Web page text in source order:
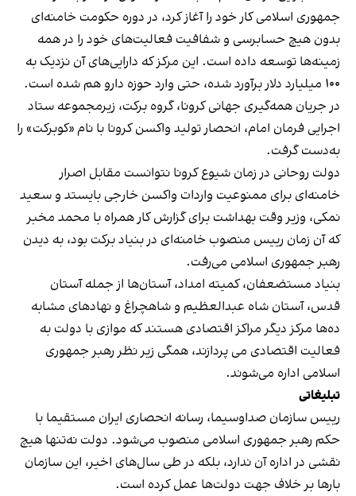
جمهوری اسلامی کار خود را آغاز کرد، در دوره حکومت خامنه‌ای
بدون هیچ حسابرسی و شفافیت فعالیت‌های خود را در همه
زمینه‌ها توسعه داده است. این مرکز که دارایی‌های آن نزدیک به
۱۰۰ میلیارد دلار برآورد شده، حتی وارد حوزه دارو هم شده است.
در جریان همه‌گیری جهانی کرونا، گروه برکت، زیرمجموعه ستاد
اجرایی فرمان امام، انحصار تولید واکسن کرونا با نام «کوبرکت» را
به‌دست گرفت.
دولت روحانی در زمان شیوع کرونا نتوانست مقابل اصرار
خامنه‌ای برای ممنوعیت واردات واکسن خارجی بایستد و سعید
نمکی، وزیر وقت بهداشت برای گزارش کار همراه با محمد مخبر
که آن زمان رییس منصوب خامنه‌ای در بنیاد برکت بود، به دیدن
رهبر جمهوری اسلامی می‌رفت.
بنیاد مستضعفان، کمیته امداد، آستان‌ها از جمله آستان
قدس، آستان شاه عبدالعظیم و شاهچراغ و نهادهای مشابه
ده‌ها مرکز دیگر مراکز اقتصادی هستند که موازی با دولت به
فعالیت اقتصادی می پردازند، همگی زیر نظر رهبر جمهوری
اسلامی اداره می‌شوند.
تبلیغاتی
رییس سازمان صداوسیما، رسانه انحصاری ایران مستقیما با
حکم رهبر جمهوری اسلامی منصوب می‌شود. دولت نه‌تنها هیچ
نقشی در اداره آن ندارد، بلکه در طی سال‌های اخیر، این سازمان
بارها بر خلاف جهت دولت‌ها عمل کرده است.